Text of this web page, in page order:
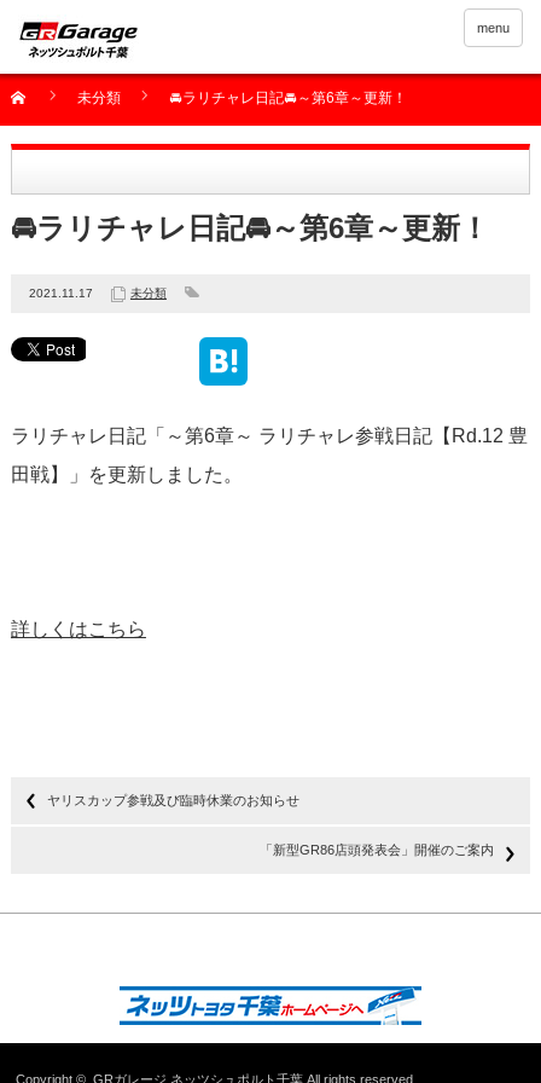
menu
未分類 🚘ラリチャレ日記🚘～第6章～更新！
🚘ラリチャレ日記🚘～第6章～更新！
2021.11.17 未分類
ラリチャレ日記「～第6章～ ラリチャレ参戦日記【Rd.12 豊
田戦】」を更新しました。
詳しくはこちら
ヤリスカップ参戦及び臨時休業のお知らせ
「新型GR86店頭発表会」開催のご案内
Copyright ©GRガレージ ネッツシュポルト千葉 All rights reserved.